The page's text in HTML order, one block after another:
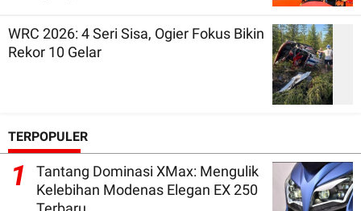
WRC 2026: 4 Seri Sisa, Ogier Fokus Bikin
Rekor 10 Gelar
TERPOPULER
1
Tantang Dominasi XMax: Mengulik
Kelebihan Modenas Elegan EX 250